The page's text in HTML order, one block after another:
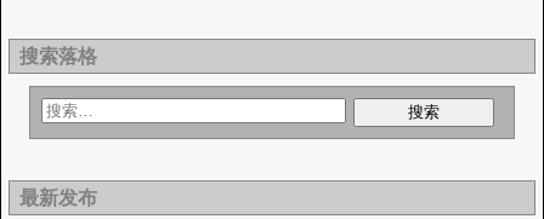
搜索落格
最新发布